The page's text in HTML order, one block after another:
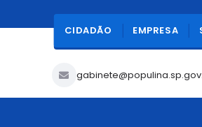
CIDADÃO EMPRESA